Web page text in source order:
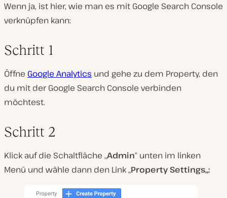
Wenn ja, ist hier, wie man es mit Google Search Console
verknüpfen kann:
Schritt 1
Öffne Google Analytics und gehe zu dem Property, den
du mit der Google Search Console verbinden
möchtest.
Schritt 2
Klick auf die Schaltfläche „Admin“ unten im linken
Menü und wähle dann den Link „Property Settings„: